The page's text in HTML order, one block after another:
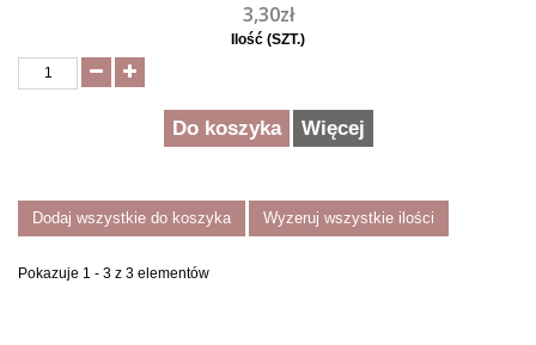
3,30zł
Ilość (SZT.)
Do koszyka Więcej
Dodaj wszystkie do koszyka Wyzeruj wszystkie ilości
Pokazuje 1 - 3 z 3 elementów